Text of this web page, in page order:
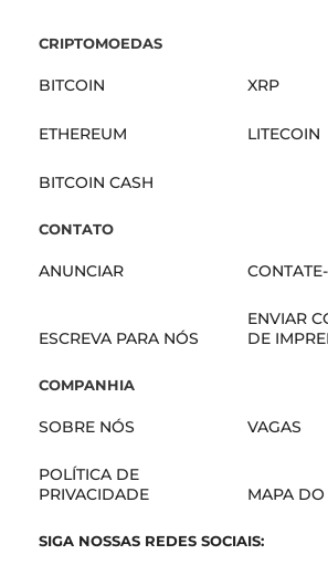
CRIPTOMOEDAS
BITCOIN XRP
ETHEREUM LITECOIN
BITCOIN CASH
CONTATO
ANUNCIAR
ESCREVA PARA NÓS
ENVIAR
DE
COMPANHIA
SOBRE NÓS VAGAS
POLÍTICA DE
PRIVACIDADE
MAPA DO
SIGA NOSSAS REDES SOCIAIS: